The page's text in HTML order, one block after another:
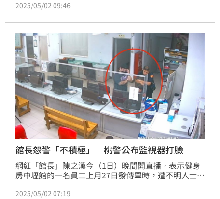
「可能找不到（犯人）」回應當事人，指控警方不積極
露，經過警方專案小組調閱監控影像，目前沒有發現館
長員工所說的情況。
2025/05/02 09:46
館長怨警「不積極」 桃警公布監視器打臉
網紅「館長」陳之漢今（1日）晚間開直播，表示健身
房中壢館的一名員工上月27日發傳單時，遭不明人士重
所員警卻以「可能找不到（犯人）」回應當事人。對
2025/05/02 07:19